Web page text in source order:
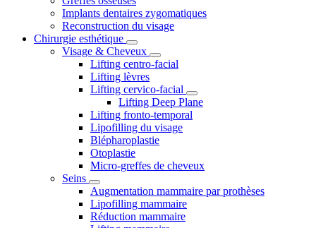
Implants dentaires zygomatiques
Reconstruction du visage
Chirurgie esthétique
Visage & Cheveux
Lifting centro-facial
Lifting lèvres
Lifting cervico-facial
Lifting Deep Plane
Lifting fronto-temporal
Lipofilling du visage
Blépharoplastie
Otoplastie
Micro-greffes de cheveux
Seins
Augmentation mammaire par prothèses
Lipofilling mammaire
Réduction mammaire